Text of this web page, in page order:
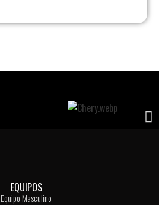
EQUIPOS
Equipo Masculino